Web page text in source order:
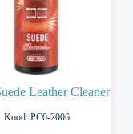
Leather Cleaner
Kood: PC0-2006